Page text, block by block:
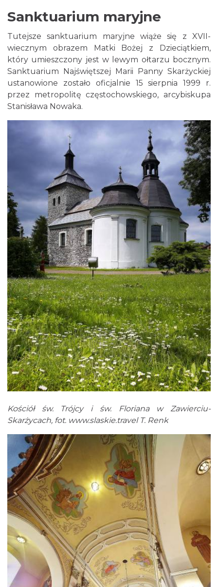
Sanktuarium maryjne
Tutejsze sanktuarium maryjne wiąże się z XVII-
wiecznym obrazem Matki Bożej z Dzieciątkiem,
który umieszczony jest w lewym ołtarzu bocznym.
Sanktuarium Najświętszej Marii Panny Skarżyckiej
ustanowione zostało oficjalnie 15 sierpnia 1999 r.
przez metropolitę częstochowskiego, arcybiskupa
Stanisława Nowaka.
Kościół św. Trójcy i św. Floriana w Zawierciu-
Skarżycach, fot. www.slaskie.travelT. Renk